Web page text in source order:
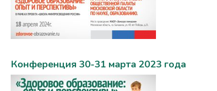
Конференция 30-31 марта 2023 года